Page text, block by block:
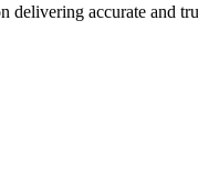
accurate and